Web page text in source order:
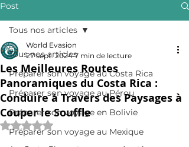
Post
Tous nos articles
Préparer son voyage au Costa Rica
Préparer son voyage au Pérou
Préparer son voyage en Bolivie
Préparer son voyage au Mexique
Tous nos articles
Les Meilleures Routes
Panoramiques du Costa Rica :
Conduire à Travers des Paysages à
Couper le Souffle
World Evasion
27 sept. 2024 7 min de lecture
Noté NaN étoiles sur 5.